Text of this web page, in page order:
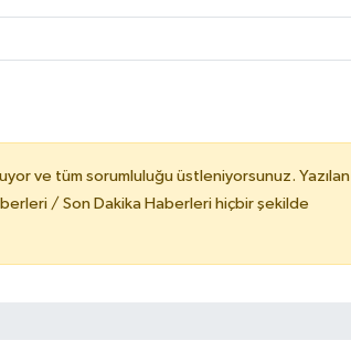
ve tüm sorumluluğu üstleniyorsunuz. Yazılan
/ Son Dakika Haberleri hiçbir şekilde